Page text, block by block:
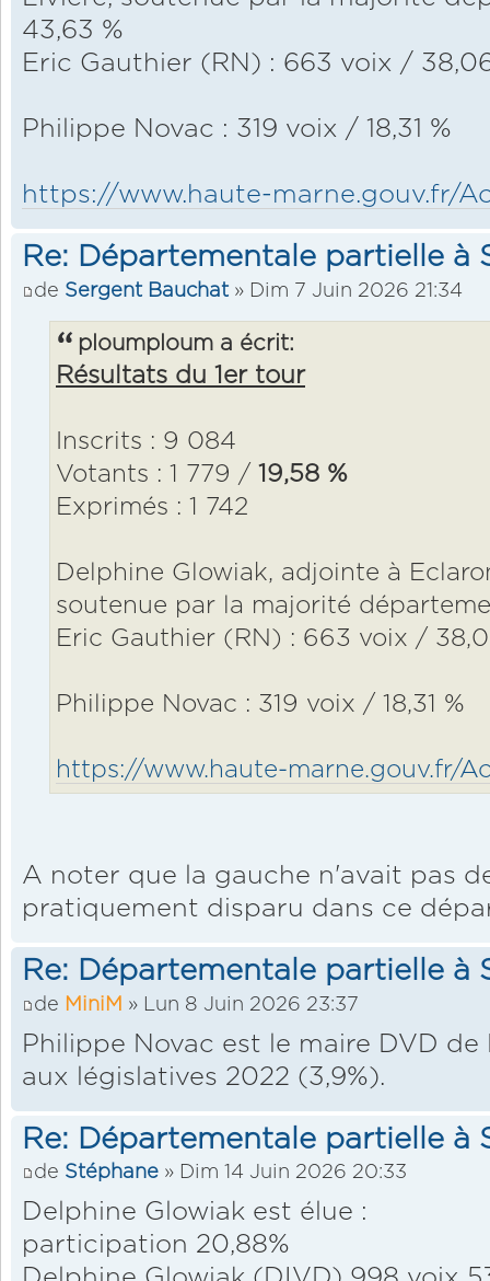
43,63 %
Eric Gauthier (RN) : 663 voix /
Philippe Novac : 319 voix / 18,31 %
https://www.haute-marne.gouv.fr/
Re: Départementale partielle à
de Sergent Bauchat » Dim 7 Juin 2026 21:34
ploumploum a écrit:
Résultats du 1er tour
Inscrits : 9 084
Votants : 1 779 / 19,58 %
Exprimés : 1 742
Delphine Glowiak, adjointe à
soutenue par la majorité
Eric Gauthier (RN) : 663 voix /
Philippe Novac : 319 voix / 18,31 %
https://www.haute-marne.gouv.fr/
A noter que la gauche n'avait pas
pratiquement disparu dans ce
Re: Départementale partielle à
de MiniM » Lun 8 Juin 2026 23:37
Philippe Novac est le maire DVD
aux législatives 2022 (3,9%).
Re: Départementale partielle à
de Stéphane » Dim 14 Juin 2026 20:33
Delphine Glowiak est élue :
participation 20,88%